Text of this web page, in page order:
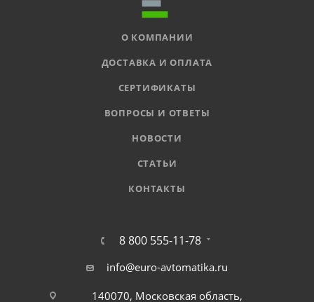
О КОМПАНИИ
ДОСТАВКА И ОПЛАТА
СЕРТИФИКАТЫ
ВОПРОСЫ И ОТВЕТЫ
НОВОСТИ
СТАТЬИ
КОНТАКТЫ
8 800 555-11-78
info@euro-avtomatika.ru
140070, Московская область,